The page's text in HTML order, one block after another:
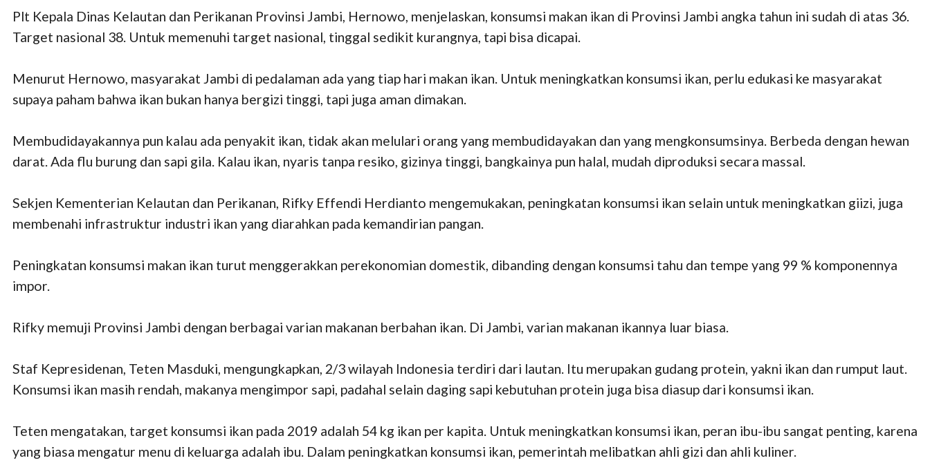
Plt Kepala Dinas Kelautan dan Perikanan Provinsi Jambi, Hernowo, menjelaskan, konsumsi makan ikan di Provinsi Jambi angka tahun ini sudah di atas 36.
Target nasional 38. Untuk memenuhi target nasional, tinggal sedikit kurangnya, tapi bisa dicapai.
Menurut Hernowo, masyarakat Jambi di pedalaman ada yang tiap hari makan ikan. Untuk meningkatkan konsumsi ikan, perlu edukasi ke masyarakat
supaya paham bahwa ikan bukan hanya bergizi tinggi, tapi juga aman dimakan.
Membudidayakannya pun kalau ada penyakit ikan, tidak akan melulari orang yang membudidayakan dan yang mengkonsumsinya. Berbeda dengan hewan
darat. Ada flu burung dan sapi gila. Kalau ikan, nyaris tanpa resiko, gizinya tinggi, bangkainya pun halal, mudah diproduksi secara massal.
Sekjen Kementerian Kelautan dan Perikanan, Rifky Effendi Herdianto mengemukakan, peningkatan konsumsi ikan selain untuk meningkatkan giizi, juga
membenahi infrastruktur industri ikan yang diarahkan pada kemandirian pangan.
Peningkatan konsumsi makan ikan turut menggerakkan perekonomian domestik, dibanding dengan konsumsi tahu dan tempe yang 99 % komponennya
impor.
Rifky memuji Provinsi Jambi dengan berbagai varian makanan berbahan ikan. Di Jambi, varian makanan ikannya luar biasa.
Staf Kepresidenan, Teten Masduki, mengungkapkan, 2/3 wilayah Indonesia terdiri dari lautan. Itu merupakan gudang protein, yakni ikan dan rumput laut.
Konsumsi ikan masih rendah, makanya mengimpor sapi, padahal selain daging sapi kebutuhan protein juga bisa diasup dari konsumsi ikan.
Teten mengatakan, target konsumsi ikan pada 2019 adalah 54 kg ikan per kapita. Untuk meningkatkan konsumsi ikan, peran ibu-ibu sangat penting, karena
yang biasa mengatur menu di keluarga adalah ibu. Dalam peningkatkan konsumsi ikan, pemerintah melibatkan ahli gizi dan ahli kuliner.